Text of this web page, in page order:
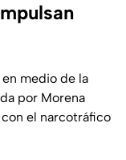
medio de la
por Morena
el narcotráfico